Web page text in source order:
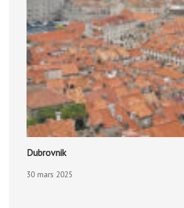
Dubrovnik
30 mars 2025